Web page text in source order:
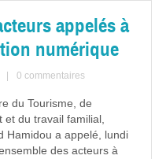
appelés à
numérique
0 commentaires
du Tourisme, de
et du travail familial,
Hamidou a appelé, lundi
des acteurs à